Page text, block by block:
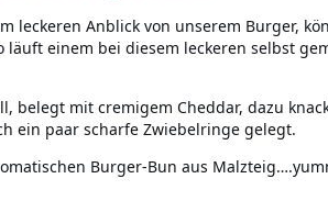
leckeren Anblick von unserem Burger,
einem bei diesem leckeren selbst
belegt mit cremigem Cheddar, dazu
ein paar scharfe Zwiebelringe gelegt.
Burger-Bun aus